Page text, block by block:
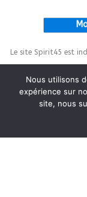
Le site Spirit45 est
Nous utilisons
expérience sur
site, nous